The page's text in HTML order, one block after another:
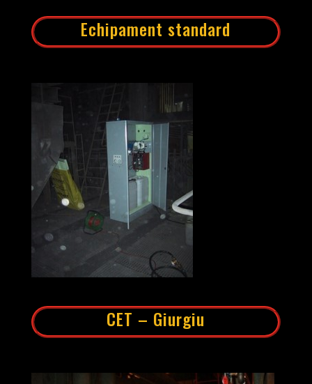
Echipament standard
CET – Giurgiu